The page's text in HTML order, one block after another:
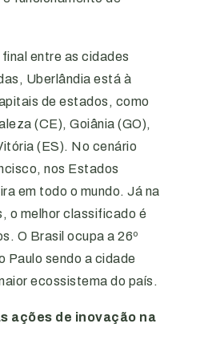
entre as cidades
Uberlândia está à
de estados, como
(CE), Goiânia (GO),
(ES). No cenário
nos Estados
em todo o mundo. Já na
o melhor classificado é
O Brasil ocupa a 26º
Paulo sendo a cidade
ecossistema do país.
ações de inovação na